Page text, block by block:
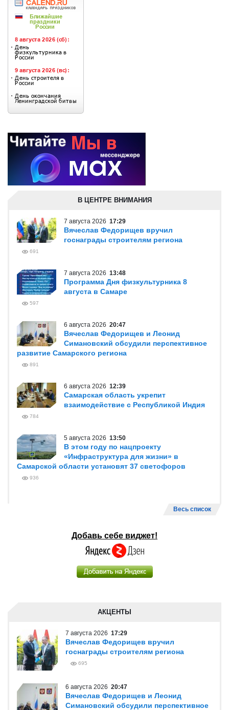
В ЦЕНТРЕ ВНИМАНИЯ
7 августа 2026 17:29
Вячеслав Федорищев вручил
госнаграды строителям региона
691
7 августа 2026 13:48
Программа Дня физкультурника 8
августа в Самаре
597
6 августа 2026 20:47
Вячеслав Федорищев и Леонид
Симановский обсудили перспективное
развитие Самарского региона
891
6 августа 2026 12:39
Самарская область укрепит
взаимодействие с Республикой Индия
784
5 августа 2026 13:50
В этом году по нацпроекту
«Инфраструктура для жизни» в
Самарской области установят 37 светофоров
936
Весь список
Добавь себе виджет!
АКЦЕНТЫ
7 августа 2026 17:29
Вячеслав Федорищев вручил
госнаграды строителям региона
695
6 августа 2026 20:47
Вячеслав Федорищев и Леонид
Симановский обсудили перспективное